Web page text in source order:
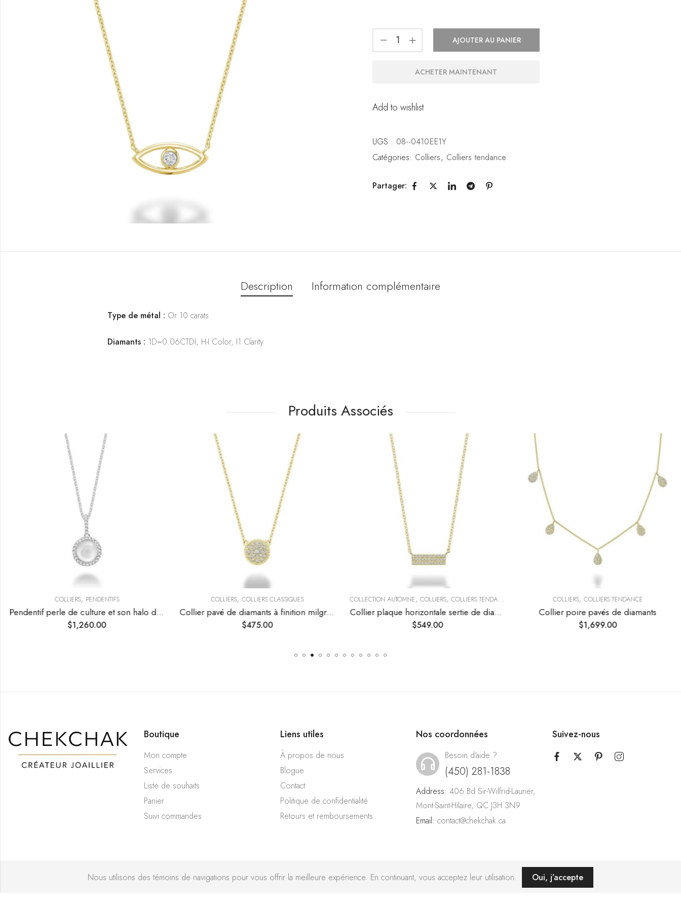
AJOUTER AU PANIER
ACHETER MAINTENANT
Add to wishlist
UGS : 08--0410EE1Y
Catégories: Colliers, Colliers tendance
Partager:
Description Information complémentaire
Type de métal : Or 10 carats
Diamants : 1D=0.06CTDI, H-I Color, I1 Clarity
Produits Associés
COLLIERS, PENDENTIFS
Pendentif perle de culture et son halo de diamants
$1,260.00
COLLIERS, COLLIERS CLASSIQUES
Collier pavé de diamants à finition milgrain
$475.00
COLLECTION AUTOMNE, COLLIERS, COLLIERS TENDANCE
Collier plaque horizontale sertie de diamants
$549.00
COLLIERS, COLLIERS TENDANCE
Collier poire pavés de diamants
$1,699.00
Boutique
Mon compte
Services
Liste de souhaits
Panier
Suivi commandes
Liens utiles
À propos de nous
Blogue
Contact
Politique de confidentialité
Retours et remboursements
Nos coordonnées
Besoin d'aide ?
(450) 281-1838
Address: 406 Bd Sir-Wilfrid-Laurier,
Mont-Saint-Hilaire, QC J3H 3N9
Email: contact@chekchak.ca
Suivez-nous
Nous utilisons des témoins de navigations pour vous offrir la meilleure expérience. En continuant, vous acceptez leur utilisation. Oui, j’accepte